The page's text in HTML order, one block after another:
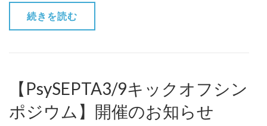
続きを読む
【PsySEPTA3/9キックオフシン
ポジウム】開催のお知らせ